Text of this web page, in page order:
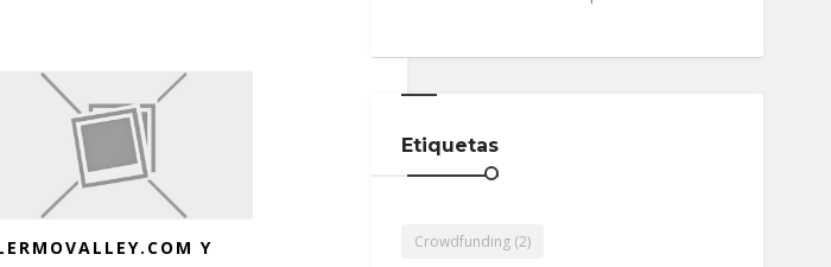
Y
Etiquetas
Crowdfunding (2)